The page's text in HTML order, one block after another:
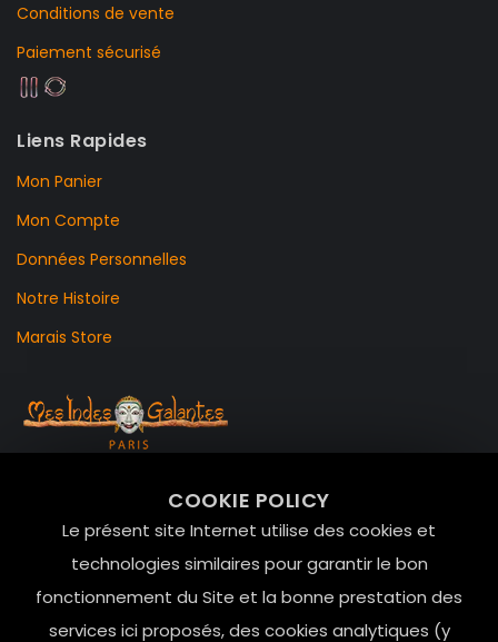
COOKIE POLICY
Le présent site Internet utilise des cookies et
technologies similaires pour garantir le bon
fonctionnement du Site et la bonne prestation des
services ici proposés, des cookies analytiques (y
Conditions de vente
Paiement sécurisé
Liens Rapides
Mon Panier
Mon Compte
Données Personnelles
Notre Histoire
Marais Store
Le Marais, 75004 Paris
contact@mesindesgalantes.com
01.42.72.42.51